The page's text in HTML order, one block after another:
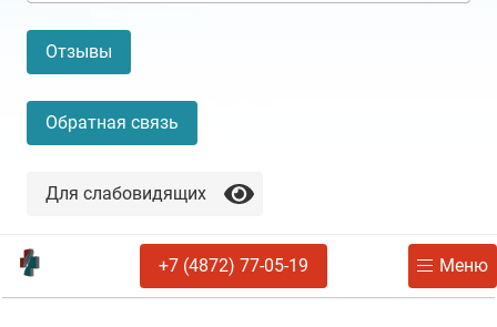
Отзывы
Обратная связь
Для слабовидящих
+7 (4872) 77-05-19 Меню